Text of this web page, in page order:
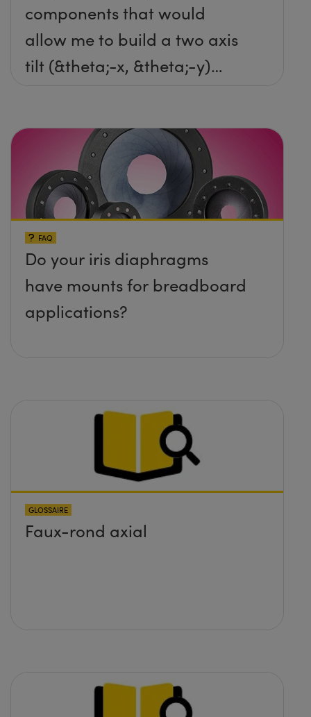
components that would
allow me to build a two axis
tilt (&theta;-x, &theta;-y)
surface?
FAQ
Do your iris diaphragms
have mounts for breadboard
applications?
GLOSSAIRE
Faux-rond axial